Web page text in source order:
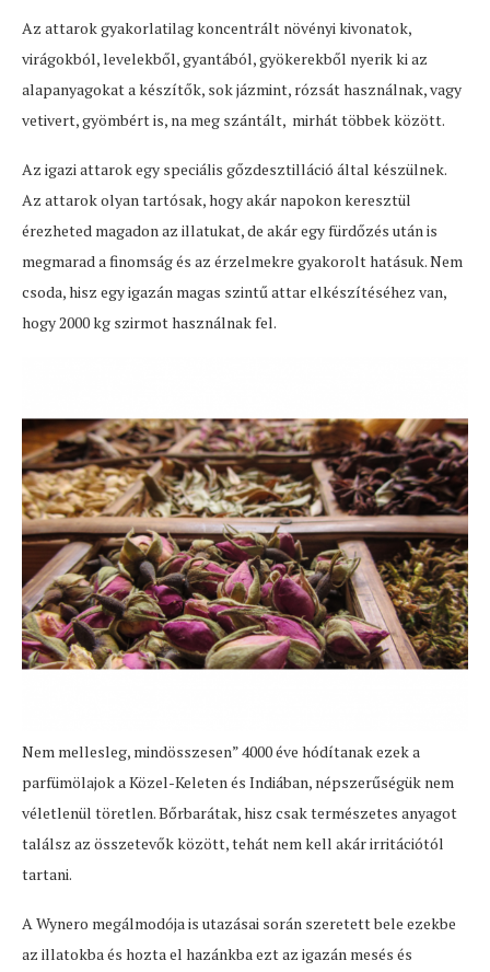
Az attarok gyakorlatilag koncentrált növényi kivonatok,
virágokból, levelekből, gyantából, gyökerekből nyerik ki az
alapanyagokat a készítők, sok jázmint, rózsát használnak, vagy
vetivert, gyömbért is, na meg szántált, mirhát többek között.
Az igazi attarok egy speciális gőzdesztilláció által készülnek.
Az attarok olyan tartósak, hogy akár napokon keresztül
érezheted magadon az illatukat, de akár egy fürdőzés után is
megmarad a finomság és az érzelmekre gyakorolt hatásuk. Nem
csoda, hisz egy igazán magas szintű attar elkészítéséhez van,
hogy 2000 kg szirmot használnak fel.
Nem mellesleg, mindösszesen” 4000 éve hódítanak ezek a
parfümölajok a Közel-Keleten és Indiában, népszerűségük nem
véletlenül töretlen. Bőrbarátak, hisz csak természetes anyagot
találsz az összetevők között, tehát nem kell akár irritációtól
tartani.
A Wynero megálmodója is utazásai során szeretett bele ezekbe
az illatokba és hozta el hazánkba ezt az igazán mesés és